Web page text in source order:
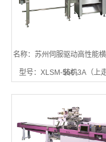
名称：苏州伺服驱动高性能
装机
型号：XLSM-550-3A（上走